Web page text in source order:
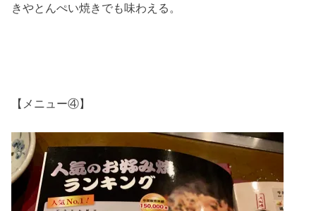
きやとんぺい焼きでも味わえる。
【メニュー④】